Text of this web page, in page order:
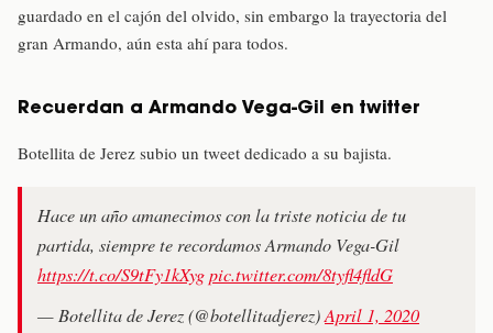
guardado en el cajón del olvido, sin embargo la trayectoria del
gran Armando, aún esta ahí para todos.
Recuerdan a Armando Vega-Gil en twitter
Botellita de Jerez subio un tweet dedicado a su bajista.
Hace un año amanecimos con la triste noticia de tu
partida, siempre te recordamos Armando Vega-Gil
https://t.co/S9tFy1kXygpic.twitter.com/8tyfl4fldG
— Botellita de Jerez (@botellitadjerez)April 1, 2020